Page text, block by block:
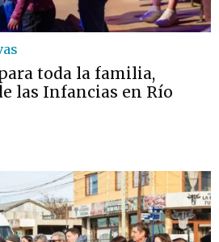
toda la familia,
las Infancias en Río